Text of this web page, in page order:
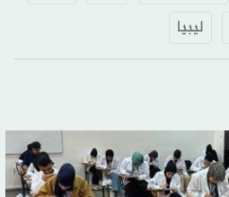
ليبيا